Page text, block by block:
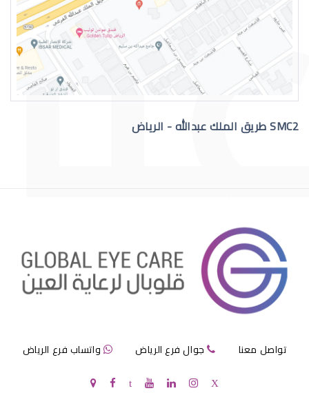
عمليات تجميل العيون الغائرة
عمليات تجميل العيون الجاحظة
SMC2 طريق الملك عبدالله - الرياض
تواصل معنا جوال فرع الرياض واتساب فرع الرياض